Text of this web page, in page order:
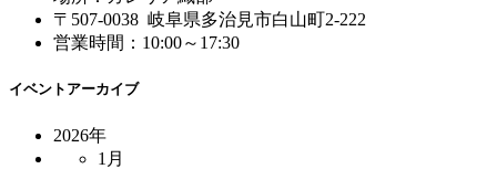
〒507-0038 岐阜県多治見市白山町2-222
営業時間：10:00～17:30
イベントアーカイブ
2026年
1月